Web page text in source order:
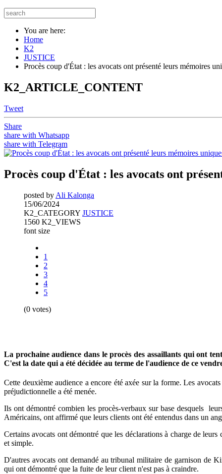
You are here:
Home
K2
JUSTICE
Procès coup d'État : les avocats ont présenté leurs mémoires
K2_ARTICLE_CONTENT
Tweet
Share
share with Whatsapp
share with Telegram
Procès coup d'État : les avocats ont
posted by Ali Kalonga
15/06/2024
K2_CATEGORY JUSTICE
1560 K2_VIEWS
font size
1
2
3
4
5
(0 votes)
La prochaine audience dans le procès des assaillants qui ont
C'est la date qui a été décidée au terme de l'audience de ce
Cette deuxième audience a encore été axée sur la forme. Les
préjudictionnelle a été menée.
Ils ont démontré combien les procès-verbaux sur base desquels
Américains, ont affirmé que leurs clients ont été entendus dans un
Certains avocats ont démontré que les déclarations à charge de
et simple.
D'autres avocats ont demandé au tribunal militaire de garnison de
qui ont démontré que la fuite de leur client n'est pas à craindre.